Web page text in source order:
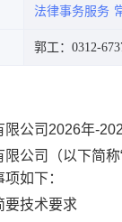
法律事务服务
郭工：0312-
公司2026年-
限公司
（以下简称
如下：
要技术要求